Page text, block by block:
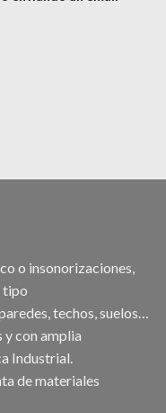
o insonorizaciones,
tipo
,techos, suelos…
con amplia
Industrial.
demateriales